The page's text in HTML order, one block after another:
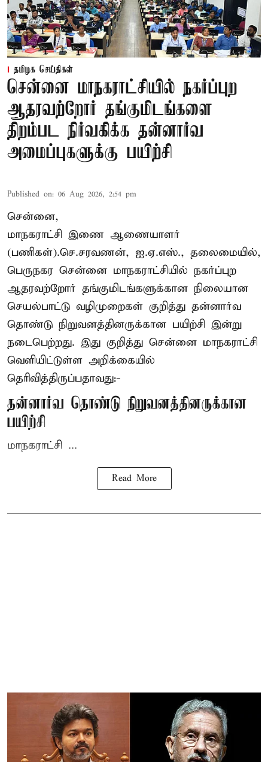
தமிழக செய்திகள்
சென்னை மாநகராட்சியில் நகர்ப்புற
ஆதரவற்றோர் தங்குமிடங்களை
திறம்பட நிர்வகிக்க தன்னார்வ
அமைப்புகளுக்கு பயிற்சி
Published on: 06 Aug 2026, 2:54 pm
சென்னை,
மாநகராட்சி இணை ஆணையாளர்
(பணிகள்).செ.சரவணன், ஐ.ஏ.எஸ்., தலைமையில்,
பெருநகர சென்னை மாநகராட்சியில் நகர்ப்புற
ஆதரவற்றோர் தங்குமிடங்களுக்கான நிலையான
செயல்பாட்டு வழிமுறைகள் குறித்து தன்னார்வ
தொண்டு நிறுவனத்தினருக்கான பயிற்சி இன்று
நடைபெற்றது. இது குறித்து சென்னை மாநகராட்சி
வெளியிட்டுள்ள அறிக்கையில்
தெரிவித்திருப்பதாவது:-
தன்னார்வ தொண்டு நிறுவனத்தினருக்கான
பயிற்சி
மாநகராட்சி ...
Read More